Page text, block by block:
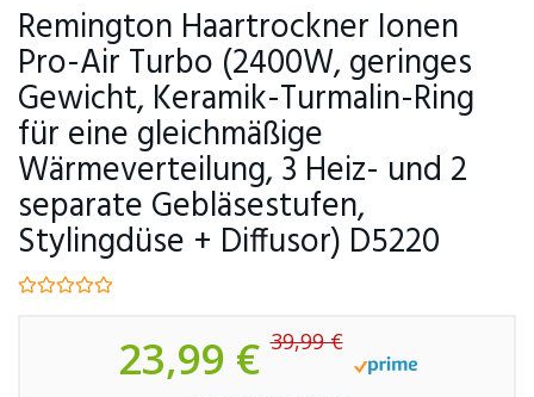
Remington Haartrockner Ionen
Pro-Air Turbo (2400W, geringes
Gewicht, Keramik-Turmalin-Ring
für eine gleichmäßige
Wärmeverteilung, 3 Heiz- und 2
separate Gebläsestufen,
Stylingdüse + Diffusor) D5220
23,99 €39,99 €